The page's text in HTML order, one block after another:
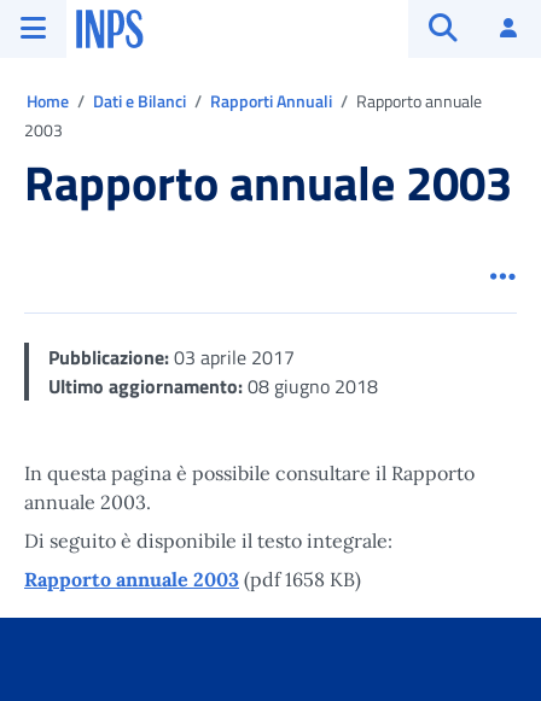
Vai al menu principale
Vai al contenuto principale
Vai al pie' di pagina
INPS ()
Home Dati e Bilanci Rapporti Annuali
Rapporto annuale
2003
Rapporto annuale 2003
Pubblicazione:03 aprile 2017
Ultimo aggiornamento:08 giugno 2018
In questa pagina è possibile consultare il Rapporto
annuale 2003.
Di seguito è disponibile il testo integrale:
Rapporto annuale 2003 (pdf 1658 KB)